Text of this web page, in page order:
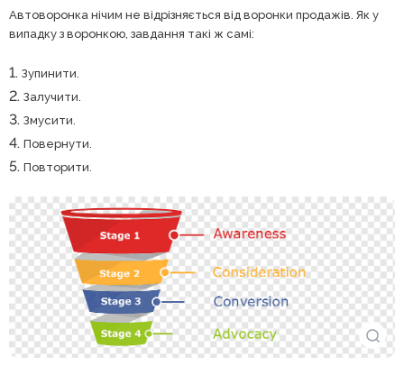
Автоворонка нічим не відрізняється від воронки продажів. Як у
випадку з воронкою, завдання такі ж самі:
Зупинити.
Залучити.
Змусити.
Повернути.
Повторити.